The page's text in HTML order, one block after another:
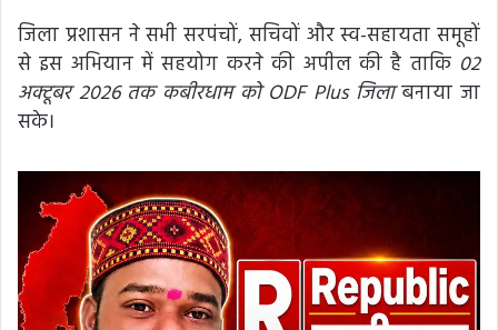
जिला प्रशासन ने सभी सरपंचों, सचिवों और स्व-सहायता समूहों
से इस अभियान में सहयोग करने की अपील की है ताकि 02
अक्टूबर 2026 तक कबीरधाम को ODF Plus जिलाबनाया जा
सके।